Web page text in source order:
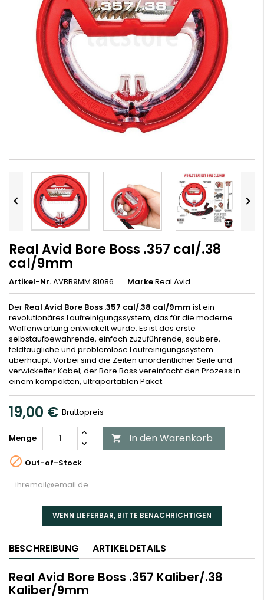
 
Real Avid Bore Boss .357 cal/.38
cal/9mm
Artikel-Nr.AVBB9MM 81086 MarkeReal Avid
Der Real Avid Bore Boss .357 cal/.38 cal/9mm ist ein
revolutionäres Laufreinigungssystem, das für die moderne
Waffenwartung entwickelt wurde. Es ist das erste
selbstaufbewahrende, einfach zuzuführende, saubere,
feldtaugliche und problemlose Laufreinigungssystem
überhaupt. Vorbei sind die Zeiten unordentlicher Seile und
verwickelter Kabel; der Bore Boss vereinfacht den Prozess in
einem kompakten, ultraportablen Paket.
19,00 € Bruttopreis
Menge  In den Warenkorb
 Out-of-Stock
WENN LIEFERBAR, BITTE BENACHRICHTIGEN
BESCHREIBUNG ARTIKELDETAILS
Real Avid Bore Boss .357 Kaliber/.38
Kaliber/9mm